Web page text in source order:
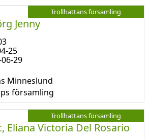
Trollhättans församling
Jenny
25
29
Minneslund
församling
Trollhättans församling
Eliana Victoria Del Rosario